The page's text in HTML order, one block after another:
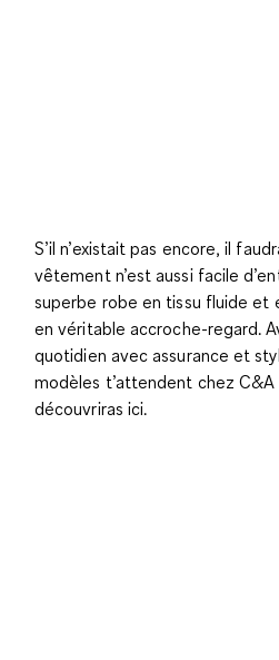
S’il n’existait pas encore, il
vêtement n’est aussi facile
superbe robe en tissu fluide et
en véritable accroche-regard.
quotidien avec assurance et
modèles t’attendent chez
découvriras ici.